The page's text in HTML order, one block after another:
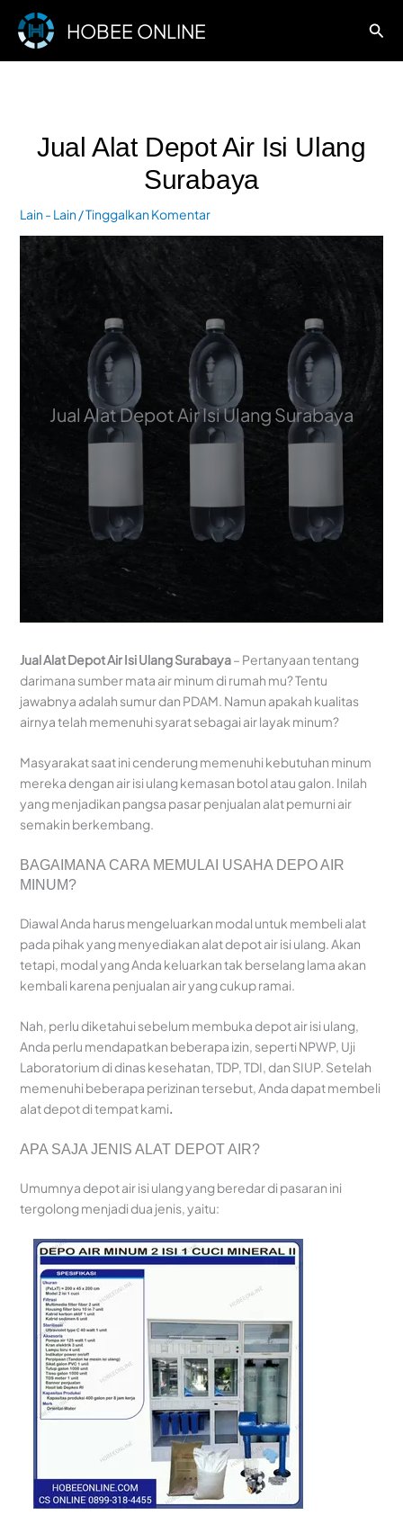
Lewati
konten
HOBEE ONLINE Cari
Jual Alat Depot Air Isi Ulang
Surabaya
Lain - Lain/Tinggalkan Komentar
Jual Alat Depot Air Isi Ulang Surabaya
Jual Alat Depot Air Isi Ulang Surabaya– Pertanyaan tentang
darimana sumber mata air minum di rumah mu? Tentu
jawabnya adalah sumur dan PDAM. Namun apakah kualitas
airnya telah memenuhi syarat sebagai air layak minum?
Masyarakat saat ini cenderung memenuhi kebutuhan minum
mereka dengan air isi ulang kemasan botol atau galon. Inilah
yang menjadikan pangsa pasar penjualan alat pemurni air
semakin berkembang.
BAGAIMANA CARA MEMULAI USAHA DEPO AIR
MINUM?
Diawal Anda harus mengeluarkan modal untuk membeli alat
pada pihak yang menyediakan alat depot air isi ulang. Akan
tetapi, modal yang Anda keluarkan tak berselang lama akan
kembali karena penjualan air yang cukup ramai.
Nah, perlu diketahui sebelum membuka depot air isi ulang,
Anda perlu mendapatkan beberapa izin, seperti NPWP, Uji
Laboratorium di dinas kesehatan, TDP, TDI, dan SIUP. Setelah
memenuhi beberapa perizinan tersebut, Anda dapat membeli
alat depot di tempat kami.
APA SAJA JENIS ALAT DEPOT AIR?
Umumnya depot air isi ulang yang beredar di pasaran ini
tergolong menjadi dua jenis, yaitu: